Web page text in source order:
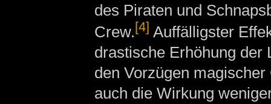
des Piraten und
Crew.[4] Auffälligster
drastische Erhöhung der
den Vorzügen
auch die Wirkung